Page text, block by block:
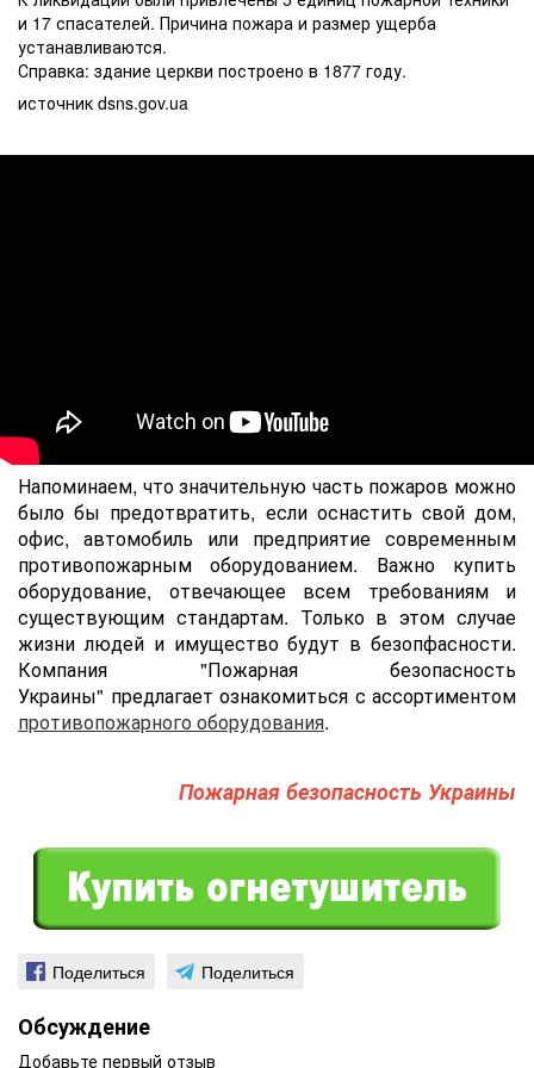
и 17 спасателей. Причина пожара и размер ущерба
устанавливаются.
Справка: здание церкви построено в 1877 году.
источник dsns.gov.ua
Напоминаем, что значительную часть пожаров можно
было бы предотвратить, если оснастить cвой дом,
офис, автомобиль или предприятие современным
противопожарным оборудованием. Важно купить
оборудование, отвечающее всем требованиям и
существующим стандартам. Только в этом случае
жизни людей и имущество будут в безопфасности.
Компания "Пожарная безопасность
Украины" предлагает ознакомиться с ассортиментом
противопожарного оборудования.
Пожарная безопасность Украины
Поделиться Поделиться
Обсуждение
Добавьте первый отзыв